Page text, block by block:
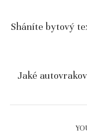
Sháníte bytový
Jaké